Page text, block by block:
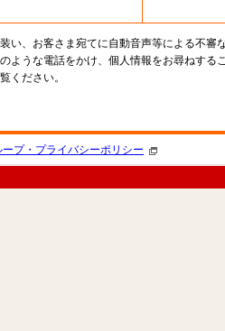
い、お客さま宛てに自動音声等による不審
ような電話をかけ、個人情報をお尋ねする
ください。
ープ・プライバシーポリシー